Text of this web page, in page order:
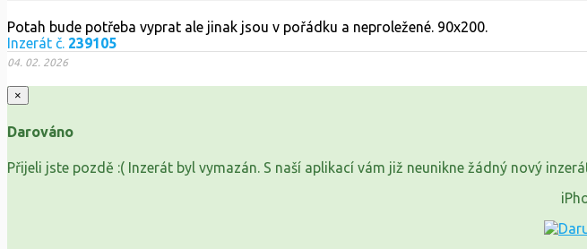
Potah bude potřeba vyprat ale jinak jsou v pořádku a neproležené. 90x200.
Inzerát č. 239105
04. 02. 2026
×
Darováno
Přijeli jste pozdě :( Inzerát byl vymazán. S naší aplikací vám již neunikne žádný nový